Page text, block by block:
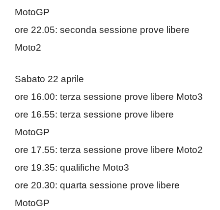
MotoGP
ore 22.05: seconda sessione prove libere
Moto2
Sabato 22 aprile
ore 16.00: terza sessione prove libere Moto3
ore 16.55: terza sessione prove libere
MotoGP
ore 17.55: terza sessione prove libere Moto2
ore 19.35: qualifiche Moto3
ore 20.30: quarta sessione prove libere
MotoGP